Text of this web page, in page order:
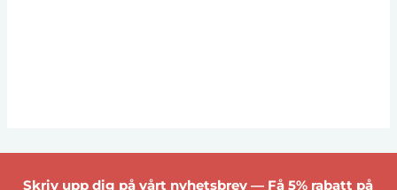
Skriv upp dig på vårt nyhetsbrev — Få 5% rabatt på